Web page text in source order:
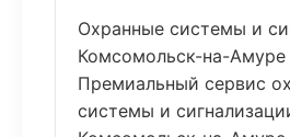
Охранные системы и
Комсомольск-на-Амуре
Премиальный сервис
системы и